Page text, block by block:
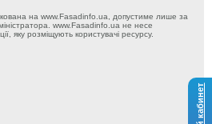
на www.Fasadinfo.ua, допустиме лише за
www.Fasadinfo.ua не несе
яку розміщують користувачі ресурсу.